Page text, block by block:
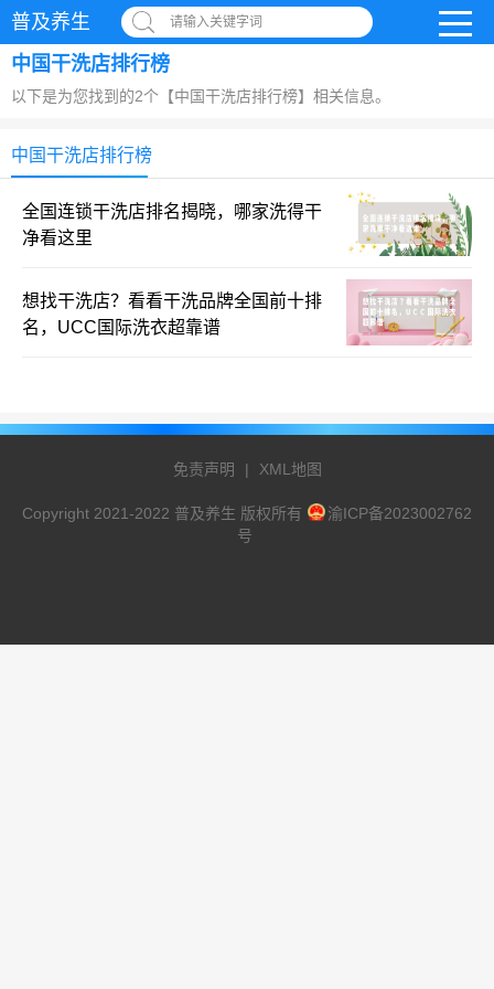
普及养生 请输入关键字词
中国干洗店排行榜
以下是为您找到的2个【中国干洗店排行榜】相关信息。
中国干洗店排行榜
全国连锁干洗店排名揭晓，哪家洗得干
净看这里
想找干洗店？看看干洗品牌全国前十排
名，UCC国际洗衣超靠谱
免责声明 | XML地图
Copyright 2021-2022 普及养生 版权所有
渝ICP备2023002762
号